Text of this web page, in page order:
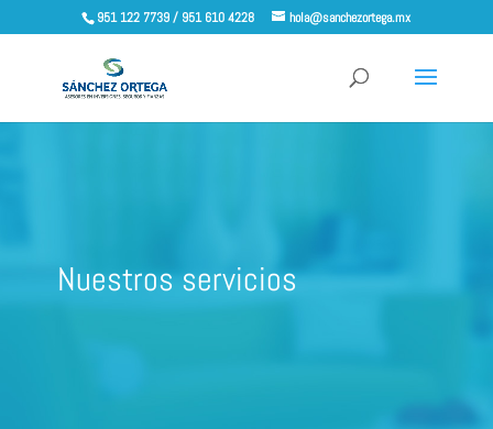
951 122 7739 / 951 610 4228 hola@sanchezortega.mx
Nuestros servicios